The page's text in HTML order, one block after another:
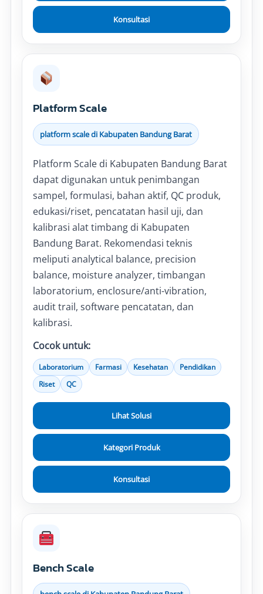
Konsultasi
Platform Scale
platform scale di Kabupaten Bandung Barat
Platform Scale di Kabupaten Bandung Barat
dapat digunakan untuk penimbangan
sampel, formulasi, bahan aktif, QC produk,
edukasi/riset, pencatatan hasil uji, dan
kalibrasi alat timbang di Kabupaten
Bandung Barat. Rekomendasi teknis
meliputi analytical balance, precision
balance, moisture analyzer, timbangan
laboratorium, enclosure/anti-vibration,
audit trail, software pencatatan, dan
kalibrasi.
Cocok untuk:
Laboratorium Farmasi Kesehatan
Pendidikan
Riset
QC
Lihat Solusi
Kategori Produk
Konsultasi
Bench Scale